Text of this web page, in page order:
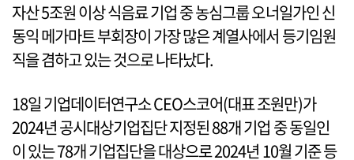
자산 5조원 이상 식음료 기업 중 농심그룹 오너일가인 신
동익 메가마트 부회장이 가장 많은 계열사에서 등기임원
직을 겸하고 있는 것으로 나타났다.
18일 기업데이터연구소 CEO스코어(대표 조원만)가
2024년 공시대상기업집단 지정된 88개 기업 중 동일인
이 있는 78개 기업집단을 대상으로 2024년 10월 기준 등